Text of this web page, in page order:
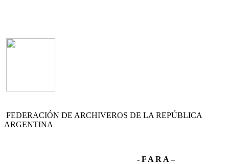
FEDERACIÓN DE ARCHIVEROS DE LA REPÚBLICA
ARGENTINA
- F A R A –